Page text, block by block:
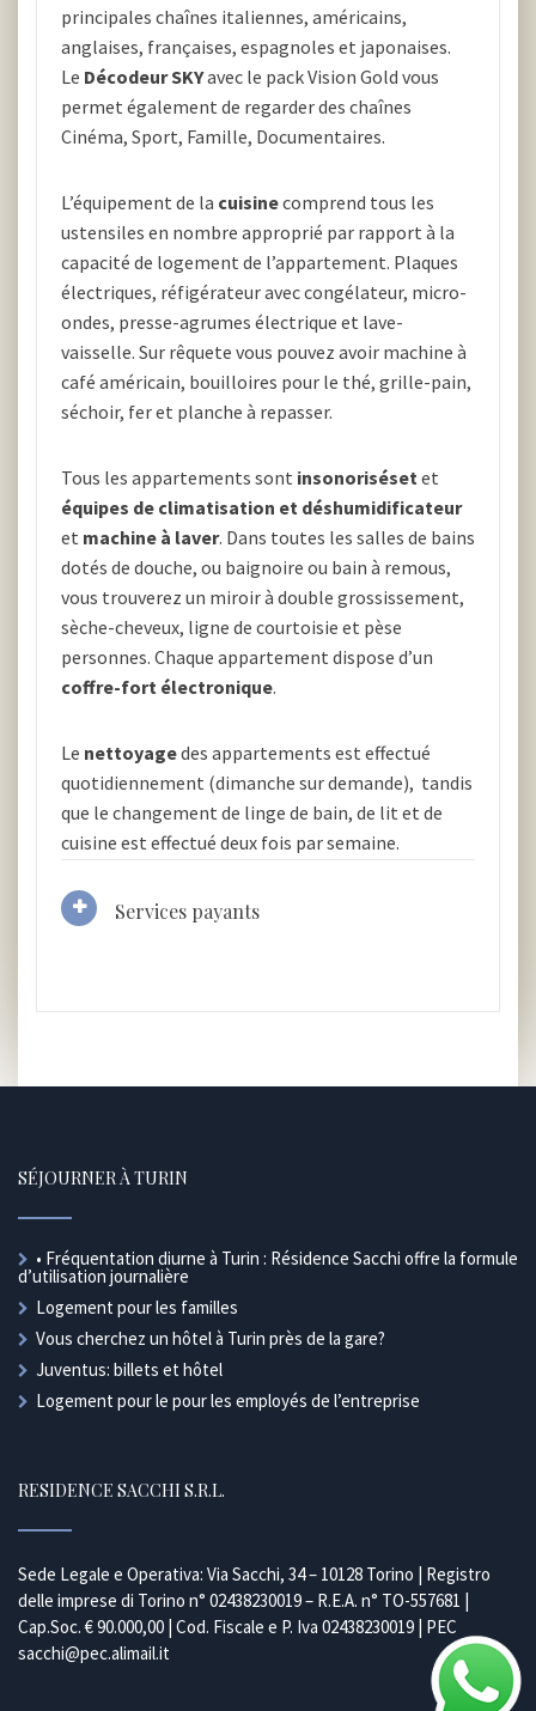
principales chaînes italiennes, américains,
anglaises, françaises, espagnoles et japonaises.
Le Décodeur SKYavec le pack Vision Gold vous
permet également de regarder des chaînes
Cinéma, Sport, Famille, Documentaires.
L’équipement de la cuisinecomprend tous les
ustensiles en nombre approprié par rapport à la
capacité de logement de l’appartement. Plaques
électriques, réfigérateur avec congélateur, micro-
ondes, presse-agrumes électrique et lave-
vaisselle. Sur rêquete vous pouvez avoir machine à
café américain, bouilloires pour le thé, grille-pain,
séchoir, fer et planche à repasser.
Tous les appartements sont insonorisésetet
équipes de climatisation et déshumidificateur
et machine à laver. Dans toutes les salles de bains
dotés de douche, ou baignoire ou bain à remous,
vous trouverez un miroir à double grossissement,
sèche-cheveux, ligne de courtoisie et pèse
personnes. Chaque appartement dispose d’un
coffre-fort électronique.
Le nettoyagedes appartements est effectué
quotidiennement (dimanche sur demande), tandis
que le changement de linge de bain, de lit et de
cuisine est effectué deux fois par semaine.
Services payants
SÉJOURNER À TURIN
• Fréquentation diurne à Turin : Résidence Sacchi offre la formule
d’utilisation journalière
Logement pour les familles
Vous cherchez un hôtel à Turin près de la gare?
Juventus: billets et hôtel
Logement pour le pour les employés de l’entreprise
RESIDENCE SACCHI S.R.L.
Sede Legale e Operativa: Via Sacchi, 34 – 10128 Torino | Registro
delle imprese di Torino n° 02438230019 – R.E.A. n° TO-557681 |
Cap.Soc. € 90.000,00 | Cod. Fiscale e P. Iva 02438230019 | PEC
sacchi@pec.alimail.it